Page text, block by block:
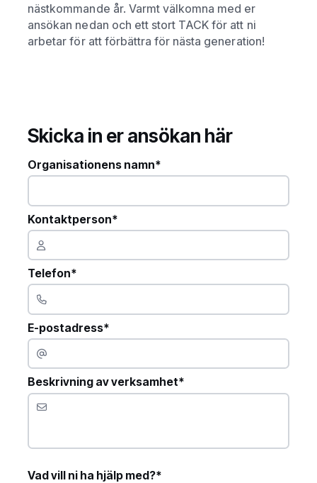
nästkommande år. Varmt välkomna med er
ansökan nedan och ett stort TACK för att ni
arbetar för att förbättra för nästa generation!
Skicka in er ansökan här
Organisationens namn*
Kontaktperson*
Telefon*
E-postadress*
Beskrivning av verksamhet*
Vad vill ni ha hjälp med?*